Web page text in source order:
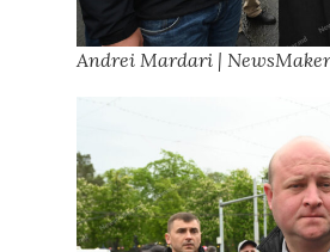
Andrei Mardari | NewsMaker